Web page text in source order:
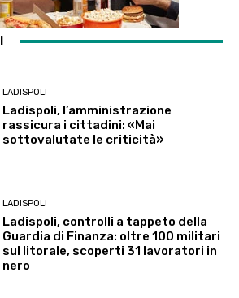
LADISPOLI
Ladispoli, l’amministrazione
rassicura i cittadini: «Mai
sottovalutate le criticità»
LADISPOLI
Ladispoli, controlli a tappeto della
Guardia di Finanza: oltre 100 militari
sul litorale, scoperti 31 lavoratori in
nero